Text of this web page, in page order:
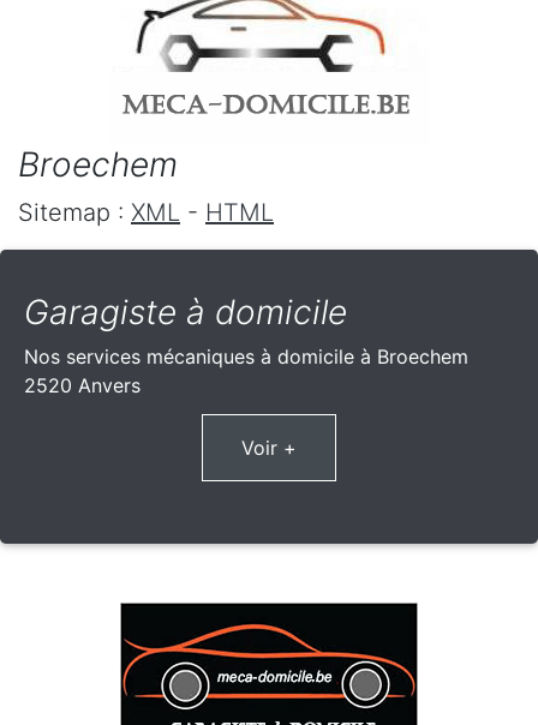
Broechem
Sitemap : XML - HTML
Garagiste à domicile
Nos services mécaniques à domicile à Broechem
2520 Anvers
Voir +